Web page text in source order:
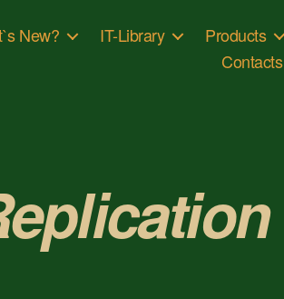
New? IT-Library Products
Contacts